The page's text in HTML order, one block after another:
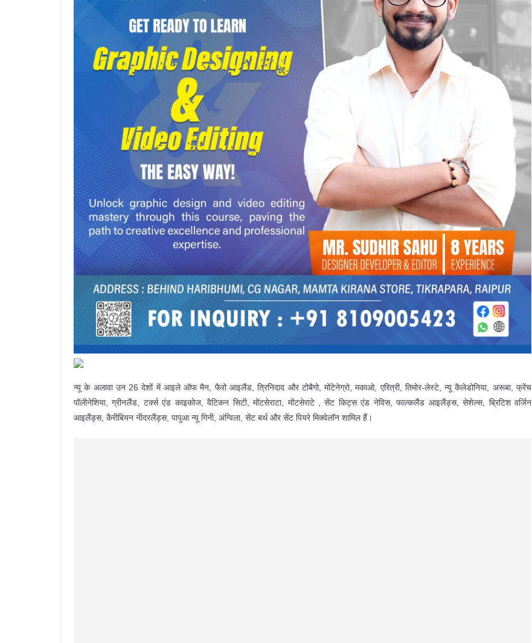
न्यू के अलावा उन 26 देशों में आइले ऑफ मैन, फैरो आइलैंड, त्रिनिदाद और टोबैगो, मोंटेनेग्रो, मकाओ, एरित्री, तिमोर-लेस्टे, न्यू कैलेडोनिया, अरूबा, फ्रेंच
पॉलीनेशिया, ग्रीनलैंड, टर्क्स एंड काइकोज, वैटिकन सिटी, मोंटसेराटा, मोंटसेराटे , सेंट किट्स एंड नेविस, फाल्कलैंड आइलैंड्स, सेशेल्स, ब्रिटिश वर्जिन
आइलैंड्स, कैरीबियन नीदरलैंड्स, पापुआ न्यू गिनी, अंग्विला, सेंट बर्थ और सेंट पियरे मिक्वेलॉन शामिल हैं।